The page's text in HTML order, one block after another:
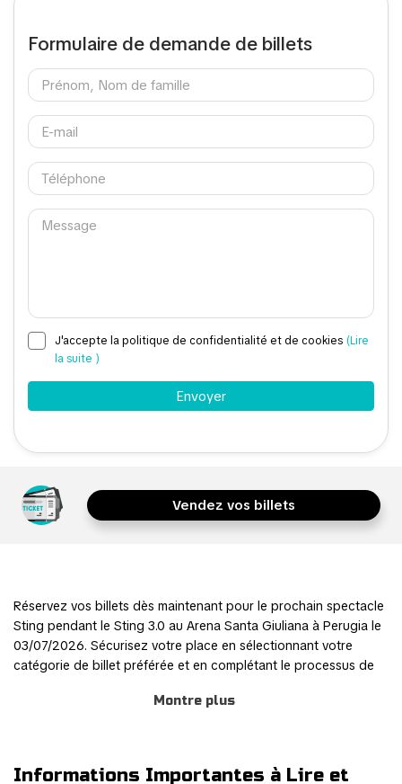
Formulaire de demande de billets
J'accepte la politique de confidentialité et de cookies (Lire
la suite )
Vendez vos billets
Réservez vos billets dès maintenant pour le prochain spectacle
Sting pendant le Sting 3.0 au Arena Santa Giuliana à Perugia le
03/07/2026. Sécurisez votre place en sélectionnant votre
catégorie de billet préférée et en complétant le processus de
palpitante et faites partie de l'action ! Le processus de
Montre plus
Informations Importantes à Lire et